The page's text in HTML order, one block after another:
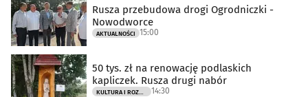
Rusza przebudowa drogi Ogrodniczki -
Nowodworce
AKTUALNOŚCI 15:00
50 tys. zł na renowację podlaskich
kapliczek. Rusza drugi nabór
KULTURA I ROZRYWKA 14:30